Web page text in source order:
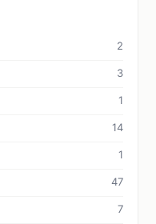
2
3
1
14
1
47
7